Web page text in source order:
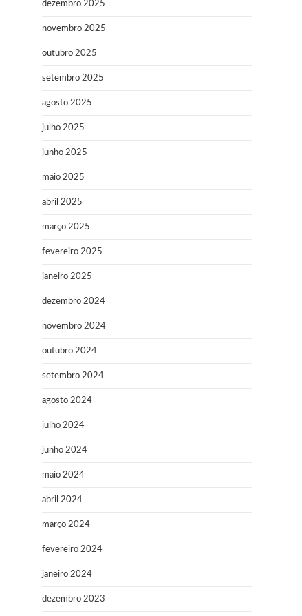
dezembro 2025
novembro 2025
outubro 2025
setembro 2025
agosto 2025
julho 2025
junho 2025
maio 2025
abril 2025
março 2025
fevereiro 2025
janeiro 2025
dezembro 2024
novembro 2024
outubro 2024
setembro 2024
agosto 2024
julho 2024
junho 2024
maio 2024
abril 2024
março 2024
fevereiro 2024
janeiro 2024
dezembro 2023